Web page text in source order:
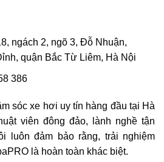
ngách 2, ngõ 3, Đỗ Nhuận,
quận Bắc Từ Liêm, Hà Nội
386
sóc xe hơi uy tín hàng đầu tại Hà
viên đông đảo, lành nghề tận
luôn đảm bảo rằng, trải nghiệm
là hoàn toàn khác biệt.